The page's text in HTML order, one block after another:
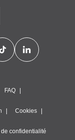
FAQ
Cookies
de confidentialité